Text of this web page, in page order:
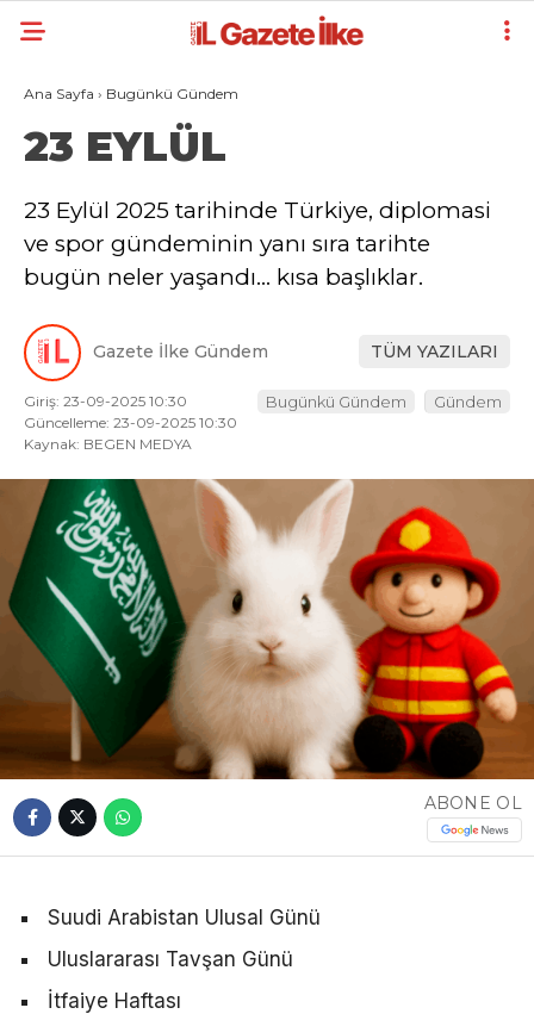
Ana Sayfa › Bugünkü Gündem
23 EYLÜL
23 Eylül 2025 tarihinde Türkiye, diplomasi
ve spor gündeminin yanı sıra tarihte
bugün neler yaşandı… kısa başlıklar.
Gazete İlke Gündem TÜM YAZILARI
Giriş: 23-09-2025 10:30
Güncelleme: 23-09-2025 10:30
Kaynak: BEGEN MEDYA
Bugünkü Gündem Gündem
ABONE OL
Suudi Arabistan Ulusal Günü
Uluslararası Tavşan Günü
İtfaiye Haftası